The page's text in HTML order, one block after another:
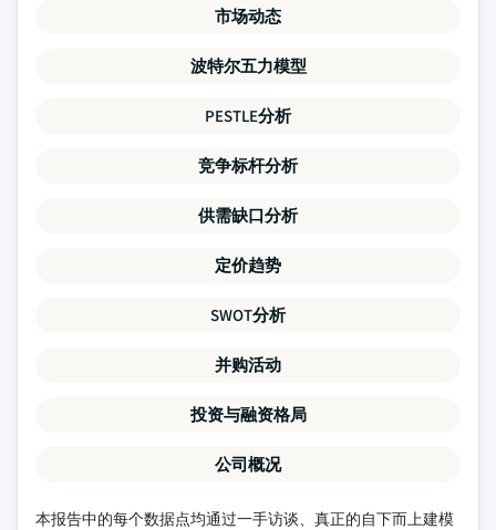
市场动态
波特尔五力模型
PESTLE分析
竞争标杆分析
供需缺口分析
定价趋势
SWOT分析
并购活动
投资与融资格局
公司概况
本报告中的每个数据点均通过一手访谈、真正的自下而上建模